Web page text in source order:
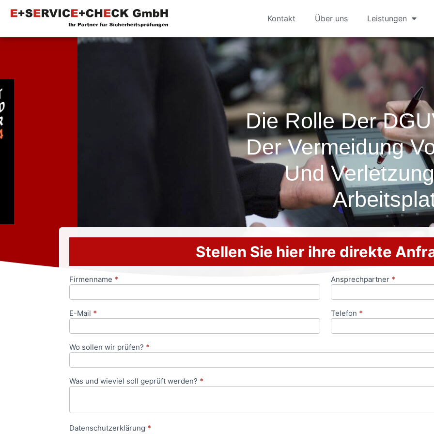
Kontakt Über uns Leistungen
Die Rolle Der
Der Vermeidung
Und
Stellen Sie hier ihre direkte
Anfrageformular
Firmenname * Ansprechpartner *
E-Mail * Telefon *
Wo sollen wir prüfen? *
Was und wieviel soll geprüft werden? *
Datenschutzerklärung *